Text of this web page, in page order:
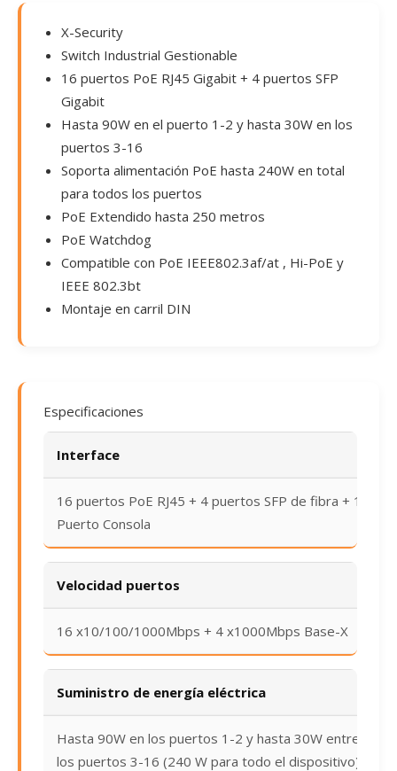
X-Security
Switch Industrial Gestionable
16 puertos PoE RJ45 Gigabit + 4 puertos SFP
Gigabit
Hasta 90W en el puerto 1-2 y hasta 30W en los
puertos 3-16
Soporta alimentación PoE hasta 240W en total
para todos los puertos
PoE Extendido hasta 250 metros
PoE Watchdog
Compatible con PoE IEEE802.3af/at , Hi-PoE y
IEEE 802.3bt
Montaje en carril DIN
Especificaciones
Interface
16 puertos PoE RJ45 + 4 puertos SFP de fibra + 1
Puerto Consola
Velocidad puertos
16 x10/100/1000Mbps + 4 x1000Mbps Base-X
Suministro de energía eléctrica
Hasta 90W en los puertos 1-2 y hasta 30W entre
los puertos 3-16 (240 W para todo el dispositivo)